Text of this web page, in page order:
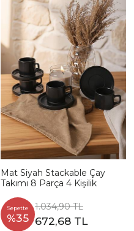
Mat Siyah Stackable Çay
Takımı 8 Parça 4 Kişilik
Sepette
%35
1.034,90 TL
672,68 TL